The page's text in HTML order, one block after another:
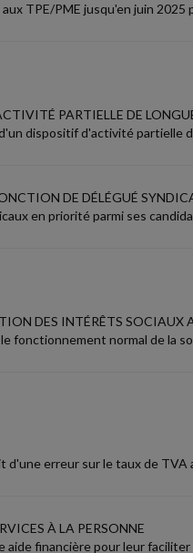
TPE/PME jusqu'en juin 2025
PARTIELLE DE
dispositif d'activité partielle
DE DÉLÉGUÉ
en priorité parmi ses
DES INTÉRÊTS SOCIAUX
fonctionnement normal de la
erreur sur le taux de TVA
À LA PERSONNE
financière pour leur